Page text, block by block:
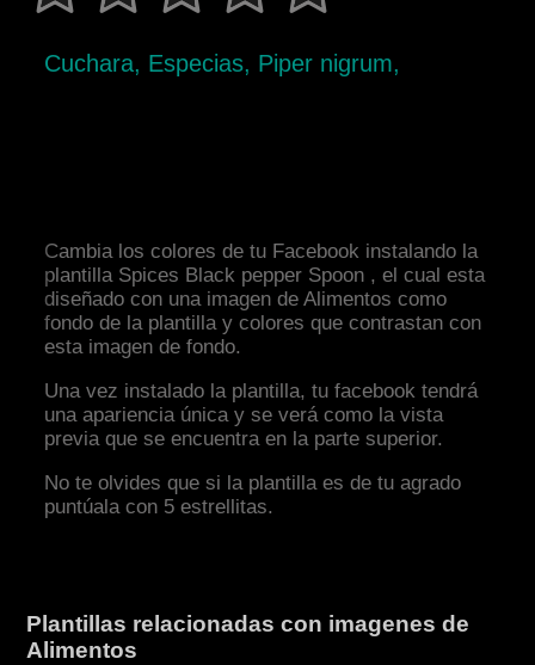
Cuchara, Especias, Piper nigrum,
Cambia los colores de tu Facebook instalando la
plantilla Spices Black pepper Spoon , el cual esta
diseñado con una imagen de Alimentos como
fondo de la plantilla y colores que contrastan con
esta imagen de fondo.
Una vez instalado la plantilla, tu facebook tendrá
una apariencia única y se verá como la vista
previa que se encuentra en la parte superior.
No te olvides que si la plantilla es de tu agrado
puntúala con 5 estrellitas.
Plantillas relacionadas con imagenes de
Alimentos